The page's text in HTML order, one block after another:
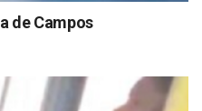
de Campos